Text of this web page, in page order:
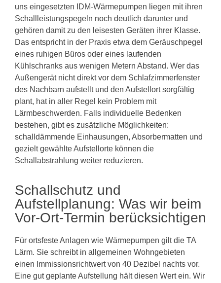
uns eingesetzten IDM-Wärmepumpen liegen mit ihren
Schallleistungspegeln noch deutlich darunter und
gehören damit zu den leisesten Geräten ihrer Klasse.
Das entspricht in der Praxis etwa dem Geräuschpegel
eines ruhigen Büros oder eines laufenden
Kühlschranks aus wenigen Metern Abstand. Wer das
Außengerät nicht direkt vor dem Schlafzimmerfenster
des Nachbarn aufstellt und den Aufstellort sorgfältig
plant, hat in aller Regel kein Problem mit
Lärmbeschwerden. Falls individuelle Bedenken
bestehen, gibt es zusätzliche Möglichkeiten:
schalldämmende Einhausungen, Absorbermatten und
gezielt gewählte Aufstellorte können die
Schallabstrahlung weiter reduzieren.
Schallschutz und
Aufstellplanung: Was wir beim
Vor-Ort-Termin berücksichtigen
Für ortsfeste Anlagen wie Wärmepumpen gilt die TA
Lärm. Sie schreibt in allgemeinen Wohngebieten
einen Immissionsrichtwert von 40 Dezibel nachts vor.
Eine gut geplante Aufstellung hält diesen Wert ein. Wir